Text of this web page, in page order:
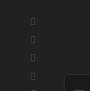
WhatsApp